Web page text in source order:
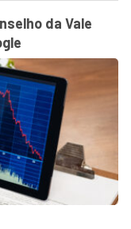
da Vale